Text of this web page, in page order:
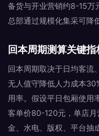
备货与开业营销约8-15万
总部通过规模化集采可降
回本周期测算关键指
回本周期取决于日均客流
无人值守降低人力成本
用率。假设平日包厢使用
客单价80-120元，单店
金、水电、版权、平台抽